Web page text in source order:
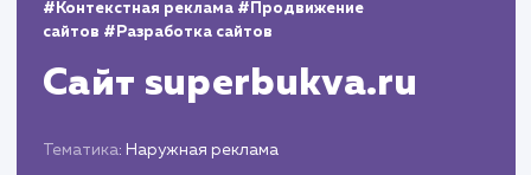
Top 10
в выдаче ваш сайт
вашего проекта